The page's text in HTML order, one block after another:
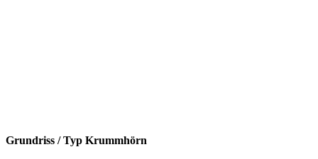
Grundriss / Typ Krummhörn